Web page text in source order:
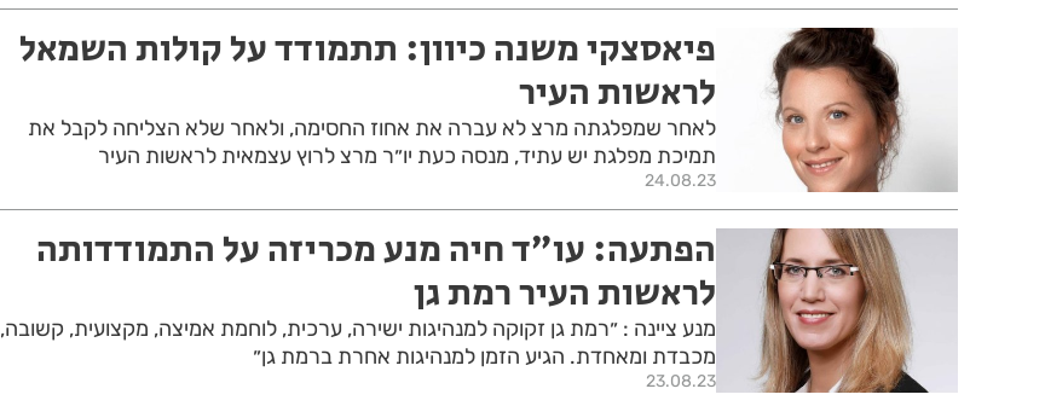
פיאסצקי משנה כיוון: תתמודד על קולות השמאל
לראשות העיר
לאחר שמפלגתה מרצ לא עברה את אחוז החסימה, ולאחר שלא הצליחה לקבל את
תמיכת מפלגת יש עתיד, מנסה כעת יו״ר מרצ לרוץ עצמאית לראשות העיר
24.08.23
הפתעה: עו״ד חיה מנע מכריזה על התמודדותה
לראשות העיר רמת גן
מנע ציינה : ״רמת גן זקוקה למנהיגות ישירה, ערכית, לוחמת אמיצה, מקצועית, קשובה,
מכבדת ומאחדת. הגיע הזמן למנהיגות אחרת ברמת גן״
23.08.23